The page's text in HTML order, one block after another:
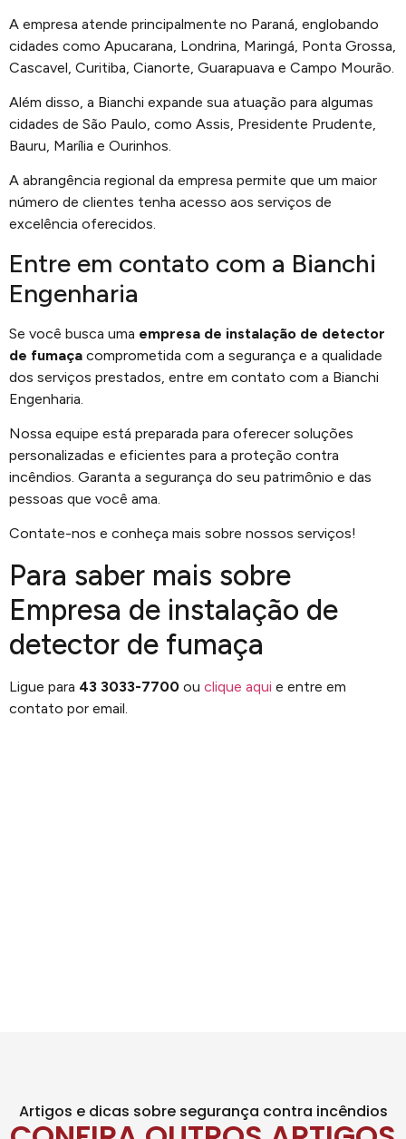
A empresa atende principalmente no Paraná, englobando
cidades como Apucarana, Londrina, Maringá, Ponta Grossa,
Cascavel, Curitiba, Cianorte, Guarapuava e Campo Mourão.
Além disso, a Bianchi expande sua atuação para algumas
cidades de São Paulo, como Assis, Presidente Prudente,
Bauru, Marília e Ourinhos.
A abrangência regional da empresa permite que um maior
número de clientes tenha acesso aos serviços de
excelência oferecidos.
Entre em contato com a Bianchi
Engenharia
Se você busca uma empresa de instalação de detector
de fumaça comprometida com a segurança e a qualidade
dos serviços prestados, entre em contato com a Bianchi
Engenharia.
Nossa equipe está preparada para oferecer soluções
personalizadas e eficientes para a proteção contra
incêndios. Garanta a segurança do seu patrimônio e das
pessoas que você ama.
Contate-nos e conheça mais sobre nossos serviços!
Para saber mais sobre
Empresa de instalação de
detector de fumaça
Ligue para 43 3033-7700 ou clique aqui e entre em
contato por email.
Artigos e dicas sobre segurança contra incêndios